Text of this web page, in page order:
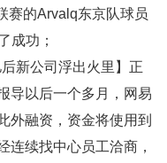
赛的Arvalq东京队球员
成功；
新公司浮出火里】正
导以后一个多月，网易
外融资，资金将使用到
连续找中心员工洽商，